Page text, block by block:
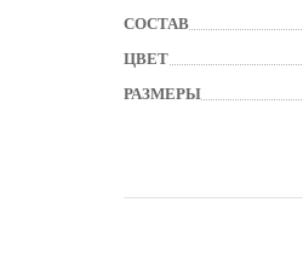
СОСТАВ
ЦВЕТ
РАЗМЕРЫ